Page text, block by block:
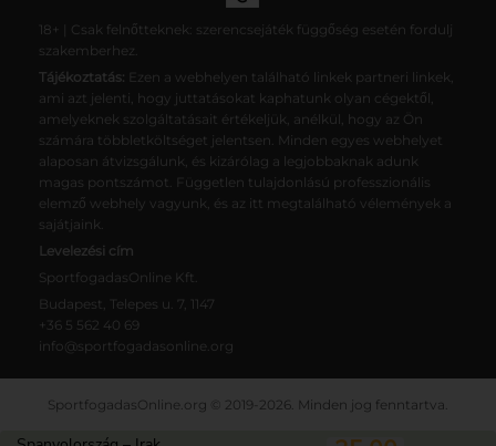
18+ | Csak felnőtteknek: szerencsejáték függőség esetén fordulj
szakemberhez.
Tájékoztatás: Ezen a webhelyen található linkek partneri linkek,
ami azt jelenti, hogy juttatásokat kaphatunk olyan cégektől,
amelyeknek szolgáltatásait értékeljük, anélkül, hogy az Ön
számára többletköltséget jelentsen. Minden egyes webhelyet
alaposan átvizsgálunk, és kizárólag a legjobbaknak adunk
magas pontszámot. Független tulajdonlású professzionális
elemző webhely vagyunk, és az itt megtalálható vélemények a
sajátjaink.
Levelezési cím
SportfogadasOnline Kft.
Budapest, Telepes u. 7, 1147
+36 5 562 40 69
info@sportfogadasonline.org
SportfogadasOnline.org © 2019-2026. Minden jog fenntartva.
Magunkról Adatkezelési tájékoztató